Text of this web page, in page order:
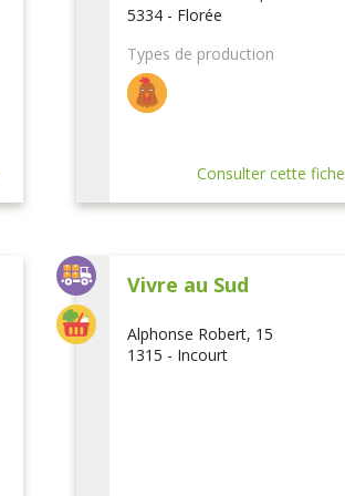
5334 - Florée
Types de production
Consulter cette fiche
Vivre au Sud
Alphonse Robert, 15
1315 - Incourt